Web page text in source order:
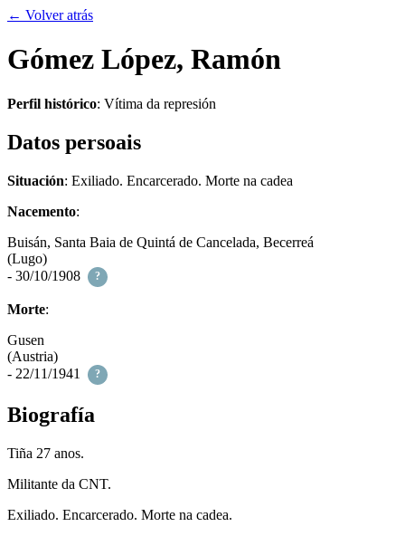
← Volver atrás
Gómez López, Ramón
Perfil histórico: Vítima da represión
Datos persoais
Situación: Exiliado. Encarcerado. Morte na cadea
Nacemento:
Buisán, Santa Baia de Quintá de Cancelada, Becerreá
(Lugo)
- 30/10/1908
?
Morte:
Gusen
(Austria)
- 22/11/1941
?
Biografía
Tiña 27 anos.
Militante da CNT.
Exiliado. Encarcerado. Morte na cadea.